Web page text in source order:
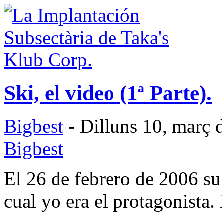
Ski, el video (1ª Parte).
Bigbest - Dilluns 10, març
Bigbest
El 26 de febrero de 2006
cual yo era el protagonista.